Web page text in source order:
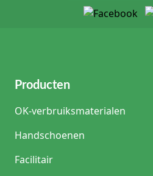
Producten
OK-verbruiksmaterialen
Handschoenen
Facilitair